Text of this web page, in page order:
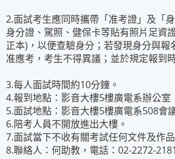
2.面試考生應同時攜帶「准考證」及「
身分證、駕照、健保卡等貼有照片足資
正本)，以便查驗身分；若發現身分與報
准應考，考生不得異議；並於規定報到
3.每人面試時間約10分鐘。
4.報到地點：影音大樓5樓廣電系辦公室
5.面試地點：影音大樓5樓廣電系508會
6.陪考人員不開放進出大樓。
7.面試當下不收有關考試任何文件及作品
8.聯絡人：何助教，電話：02-2272-